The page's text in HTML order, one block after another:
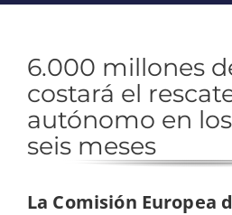
6.000 millones
costará el
autónomo en
seis meses
La Comisión Europea